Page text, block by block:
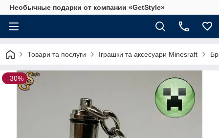
Необычные подарки от компании «GetStyle»
Товари та послуги Іграшки та аксесуари Minesraft
–30%